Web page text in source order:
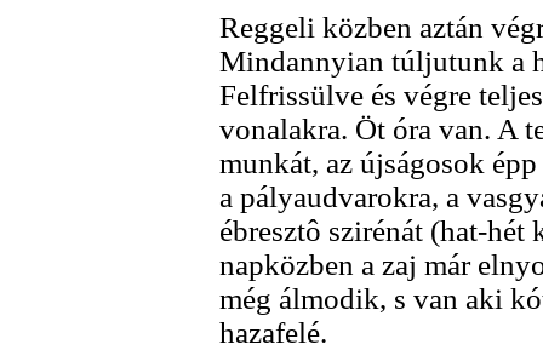
Reggeli közben aztán
Mindannyian túljutunk a
Felfrissülve és végre
vonalakra. Öt óra van. A
munkát, az újságosok
a pályaudvarokra, a
ébresztô szirénát (hat-
napközben a zaj már
még álmodik, s van aki
hazafelé.